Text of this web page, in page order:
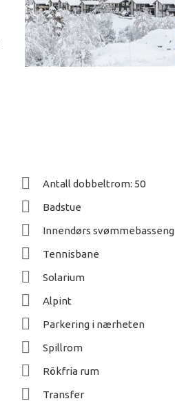
Antall dobbeltrom: 50
Badstue
Innendørs svømmebasseng
Tennisbane
Solarium
Alpint
Parkering i nærheten
Spillrom
Rökfria rum
Transfer